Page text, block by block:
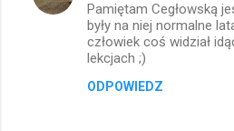
Pamiętam Cegłowską
były na niej normalne
człowiek coś widział
lekcjach ;)
ODPOWIEDZ